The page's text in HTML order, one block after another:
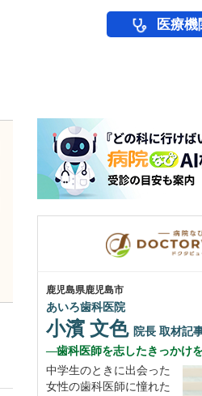
医療
鹿児島県鹿児島市
あいろ歯科医院
小濱 文色 院長 取材記
歯科医師を志したきっかけ
中学生のときに出会った
女性の歯科医師に憧れた